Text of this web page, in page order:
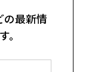
の最新情